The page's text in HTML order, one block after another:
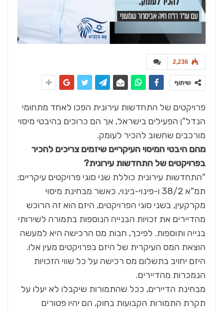
2,236
שיתוף
פרויקטים של התחדשות עירונית הפכו לאחד מתחומי
הנדל"ן הפעילים בישראל, אך הם כרוכים בהיבטי מיסוי
מורכבים שחשוב להכיר לעומק.
מהם היבטי המיסוי העיקריים שיזמים צריכים להכיר
בפרויקטים של התחדשות עירונית?
"התחדשות עירונית כוללת שני סוגי פרויקטים עיקריים:
תמ"א 38/2 ו-פינוי-בינוי, כאשר מבחינת מיסוי
מקרקעין, בשני סוגי הפרויקטים, היזם הוא זה הרוכש
מהדיירים את זכויות הבנייה הנוספות בתמורה לשירותי
בנייה ותוספות. לפיכך, חבות מס הרכישה היא למעשה
הוצאת המס העיקרית של היזם בפרויקטים מעין אלו.
היזם יחויב בתשלום מס רכישה על כל שווי הזכויות
הנמכרות מהדיירים.
מבחינת הדיירים, ככל שהתמורות שיקבלו לא יעלו על
תקרת התמורות הקבועות בחוק, הם יהיו פטורים